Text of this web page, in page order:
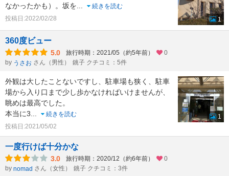
なかったかも）。坂を
続きを読む
投稿日:2022/02/28
1
360度ビュー
5.0 旅行時期：2021/05（約5年前）
0
by うさお さん（男性） 銚子 クチコミ：5件
外観は大したことないですし、駐車場も狭く、駐車
場から入り口まで少し歩かなければいけませんが、
眺めは最高でした。
本当に3
続きを読む
投稿日:2021/05/02
1
一度行けば十分かな
3.0 旅行時期：2020/12（約6年前）
0
by nomad さん（女性） 銚子 クチコミ：3件